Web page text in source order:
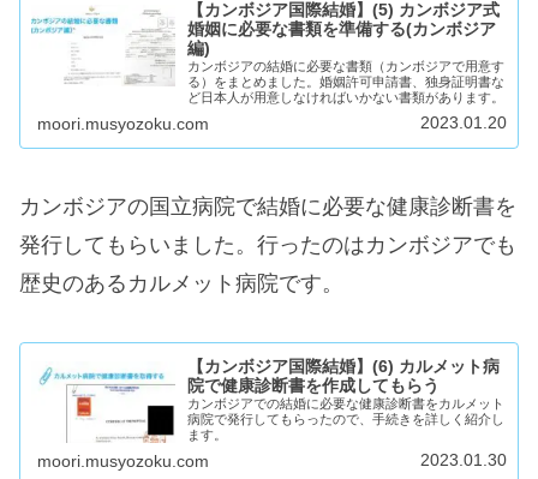
【カンボジア国際結婚】(5) カンボジア式
婚姻に必要な書類を準備する(カンボジア
編)
カンボジアの結婚に必要な書類（カンボジアで用意す
る）をまとめました。婚姻許可申請書、独身証明書な
ど日本人が用意しなければいかない書類があります。
moori.musyozoku.com 2023.01.20
カンボジアの国立病院で結婚に必要な健康診断書を
発行してもらいました。行ったのはカンボジアでも
歴史のあるカルメット病院です。
【カンボジア国際結婚】(6) カルメット病
院で健康診断書を作成してもらう
カンボジアでの結婚に必要な健康診断書をカルメット
病院で発行してもらったので、手続きを詳しく紹介し
ます。
moori.musyozoku.com 2023.01.30